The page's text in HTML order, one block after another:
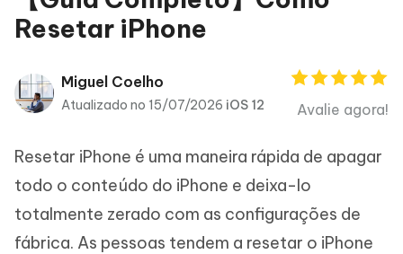
ReiBoot
PDNob
Editor
iAnyGo
Resetar iPhone
Miguel Coelho
Atualizado no 15/07/2026 iOS 12 Avalie agora!
Resetar iPhone é uma maneira rápida de apagar
todo o conteúdo do iPhone e deixa-lo
totalmente zerado com as configurações de
fábrica. As pessoas tendem a resetar o iPhone